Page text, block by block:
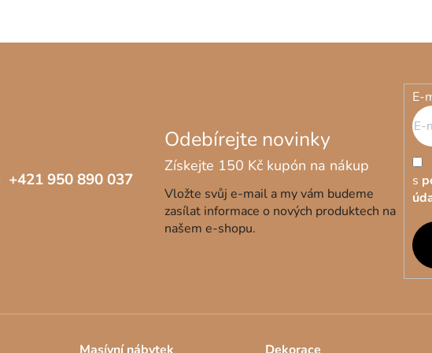
+421 950 890 037
Vložte svůj e-mail a my vám budeme
zasílat informace o nových produktech na
našem e-shopu.
E-
s